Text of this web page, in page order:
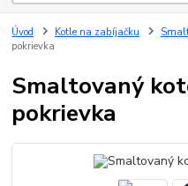
Úvod Kotle na zabíjačku
pokrievka
Smaltovaný
pokrievka